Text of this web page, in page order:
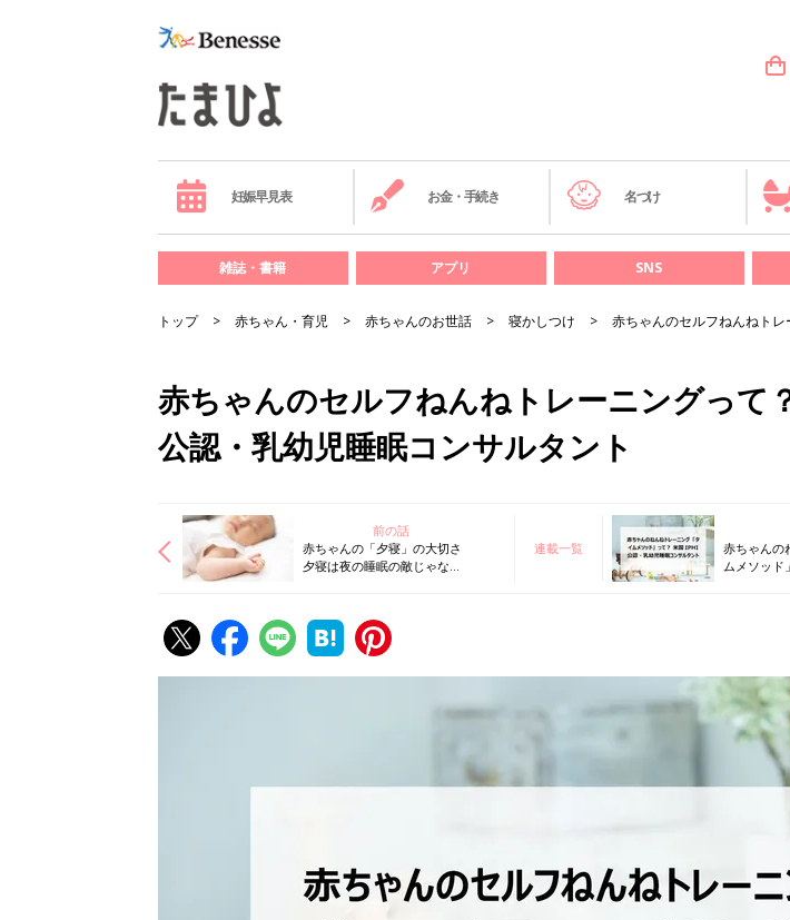
妊娠早見表 お金・手続き 名づけ
雑誌・書籍 アプリ SNS
トップ 赤ちゃん・育児 赤ちゃんのお世話 寝かしつけ 赤ちゃんのセルフねんねト
赤ちゃんのセルフねんねトレーニングっ
公認・乳幼児睡眠コンサルタント
前の話
赤ちゃんの「夕寝」の大切さ
夕寝は夜の睡眠の敵じゃな
連載一覧
赤ちゃんの
ムメソッド